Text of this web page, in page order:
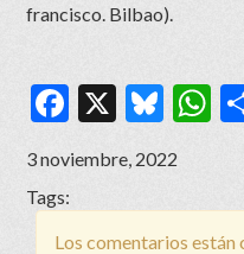
francisco. Bilbao).
Facebook
X
3 noviembre, 2022
Tags:
Los comentarios están